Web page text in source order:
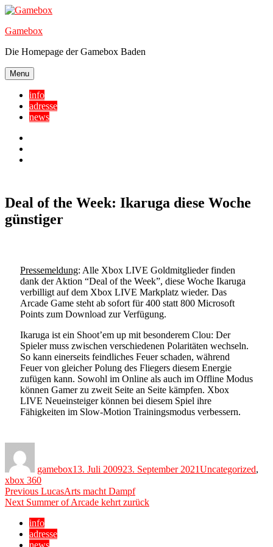
Skip
content
Gamebox
Die Homepage der Gamebox Baden
Menu
info
adresse
news
Deal of the Week: Ikaruga diese Woche
günstiger
Pressemeldung: Alle Xbox LIVE Goldmitglieder finden
dank der Aktion “Deal of the Week”, diese Woche Ikaruga
verbilligt auf dem Xbox LIVE Markplatz wieder. Das
Arcade Game steht ab sofort für 400 statt 800 Microsoft
Points zum Download zur Verfügung.
Ikaruga ist ein Shoot’em up mit besonderem Clou: Der
Spieler muss zwischen verschiedenen Polaritäten wechseln.
So kann einerseits feindliches Feuer schaden, während
Feuer von gleicher Polung des Fliegers diesem Energie
zufügen kann. Sowohl im Online als auch im Offline Modus
können Gamer zu zweit Seite an Seite kämpfen. Xbox
LIVE Neueinsteiger können bei diesem Spiel ihre
Fähigkeiten im Slow-Motion Trainingsmodus verbessern.
gamebox13. Juli 200923. September 2021Uncategorized,
xbox 360
Beitragsnavigation
Previous Previous
post:
LucasArts macht Dampf
Next Next
Summer of Arcade kehrt zurück
info
adresse
news